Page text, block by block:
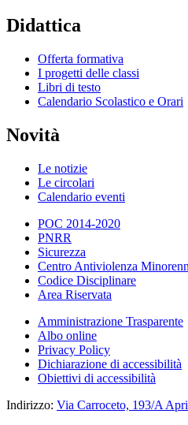
Didattica
Offerta formativa
I progetti delle classi
Libri di testo
Calendario Scolastico e Orari
Novità
Le notizie
Le circolari
Calendario eventi
POC 2014-2020
PNRR
Sicurezza
Centro Antiviolenza
Codice Disciplinare
Area Riservata
Amministrazione Trasparente
Albo online
Privacy Policy
Dichiarazione di accessibilità
Obiettivi di accessibilità
Indirizzo: Via Carroceto, 193/A